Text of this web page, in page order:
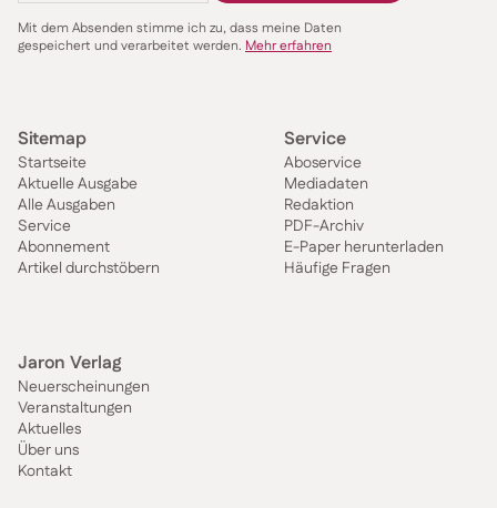
Mit dem Absenden stimme ich zu, dass meine Daten
gespeichert und verarbeitet werden. Mehr erfahren
Sitemap
Startseite
Aktuelle Ausgabe
Alle Ausgaben
Service
Abonnement
Artikel durchstöbern
Service
Aboservice
Mediadaten
Redaktion
PDF-Archiv
E-Paper herunterladen
Häufige Fragen
Jaron Verlag
Neuerscheinungen
Veranstaltungen
Aktuelles
Über uns
Kontakt